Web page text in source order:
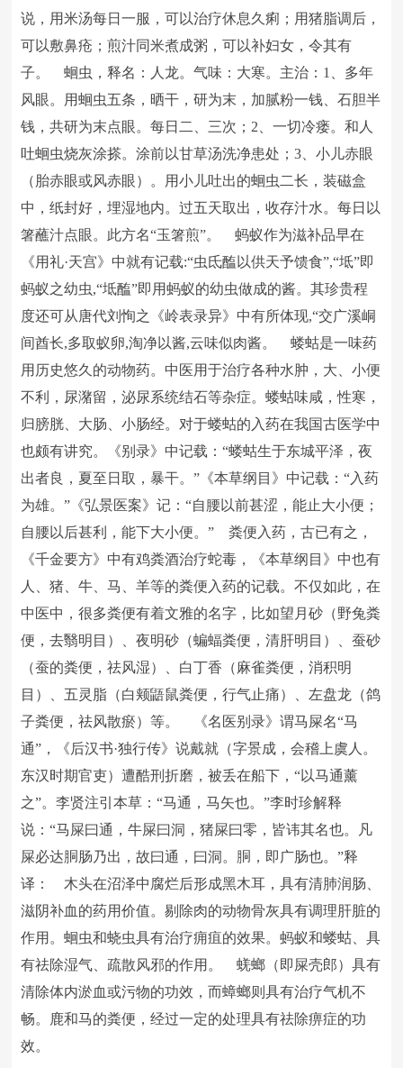
说，用米汤每日一服，可以治疗休息久痢；用猪脂调后，
可以敷鼻疮；煎汁同米煮成粥，可以补妇女，令其有
子。 蛔虫，释名：人龙。气味：大寒。主治：1、多年
风眼。用蛔虫五条，晒干，研为末，加腻粉一钱、石胆半
钱，共研为末点眼。每日二、三次；2、一切冷瘘。和人
吐蛔虫烧灰涂搽。涂前以甘草汤洗净患处；3、小儿赤眼
（胎赤眼或风赤眼）。用小儿吐出的蛔虫二长，装磁盒
中，纸封好，埋湿地内。过五天取出，收存汁水。每日以
箸蘸汁点眼。此方名“玉箸煎”。 蚂蚁作为滋补品早在
《用礼·天宫》中就有记载:“虫氐醢以供天予馈食”,“坻”即
蚂蚁之幼虫,“坻醢”即用蚂蚁的幼虫做成的酱。其珍贵程
度还可从唐代刘恂之《岭表录异》中有所体现,“交广溪峒
间酋长,多取蚁卵,淘净以酱,云味似肉酱。 蝼蛄是一味药
用历史悠久的动物药。中医用于治疗各种水肿，大、小便
不利，尿潴留，泌尿系统结石等杂症。蝼蛄味咸，性寒，
归膀胱、大肠、小肠经。对于蝼蛄的入药在我国古医学中
也颇有讲究。《别录》中记载：“蝼蛄生于东城平泽，夜
出者良，夏至日取，暴干。”《本草纲目》中记载：“入药
为雄。”《弘景医案》记：“自腰以前甚涩，能止大小便；
自腰以后甚利，能下大小便。” 粪便入药，古已有之，
《千金要方》中有鸡粪酒治疗蛇毒，《本草纲目》中也有
人、猪、牛、马、羊等的粪便入药的记载。不仅如此，在
中医中，很多粪便有着文雅的名字，比如望月砂（野兔粪
便，去翳明目）、夜明砂（蝙蝠粪便，清肝明目）、蚕砂
（蚕的粪便，祛风湿）、白丁香（麻雀粪便，消积明
目）、五灵脂（白颊鼯鼠粪便，行气止痛）、左盘龙（鸽
子粪便，祛风散瘀）等。 《名医别录》谓马屎名“马
通”，《后汉书·独行传》说戴就（字景成，会稽上虞人。
东汉时期官吏）遭酷刑折磨，被丢在船下，“以马通薰
之”。李贤注引本草：“马通，马矢也。”李时珍解释
说：“马屎曰通，牛屎曰洞，猪屎曰零，皆讳其名也。凡
屎必达胴肠乃出，故曰通，曰洞。胴，即广肠也。”释
译： 木头在沼泽中腐烂后形成黑木耳，具有清肺润肠、
滋阴补血的药用价值。剔除肉的动物骨灰具有调理肝脏的
作用。蛔虫和蛲虫具有治疗痈疽的效果。蚂蚁和蝼蛄、具
有祛除湿气、疏散风邪的作用。 蜣螂（即屎壳郎）具有
清除体内淤血或污物的功效，而蟑螂则具有治疗气机不
畅。鹿和马的粪便，经过一定的处理具有祛除痹症的功
效。